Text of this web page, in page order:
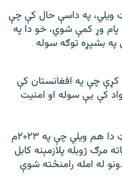
ویلي، په داسې حال کې چې
پام وړ کمې شوي، خو دا په
بشپړه توګه سوله
کړې چې په افغانستان کې
کې یې سوله او امنیت
د اقتصاد او سولې نړیوال انسټېټيوټ دا هم ویلي چې په ۲۰۲۳م
مرګ ژوبله پلازمېنه کابل
له امله رامنځته شوې